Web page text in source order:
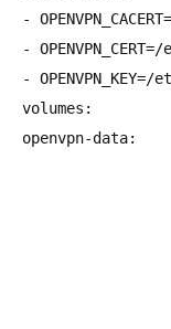
-
-
-
volumes: